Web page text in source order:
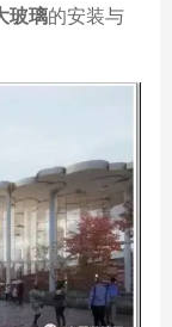
玻璃的安装与